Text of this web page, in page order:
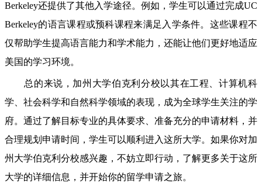
Berkeley还提供了其他入学途径。例如，学生可以通过完成UC
Berkeley的语言课程或预科课程来满足入学条件。这些课程不
仅帮助学生提高语言能力和学术能力，还能让他们更好地适应
美国的学习环境。
总的来说，加州大学伯克利分校以其在工程、计算机科
学、社会科学和自然科学领域的表现，成为全球学生关注的学
府。通过了解目标专业的具体要求、准备充分的申请材料，并
合理规划申请时间，学生可以顺利进入这所大学。如果你对加
州大学伯克利分校感兴趣，不妨立即行动，了解更多关于这所
大学的详细信息，并开始你的留学申请之旅。